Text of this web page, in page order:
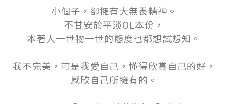
小個子，卻擁有大無畏精神。
不甘安於平淡OL本份，
本著人一世物一世的態度乜都想試想知。
我不完美，可是我愛自己，懂得欣賞自己的好，
感欣自己所擁有的。